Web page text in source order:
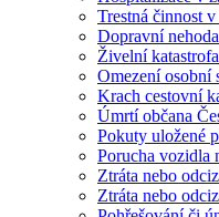
Trestná činnost
Dopravní
Živelní
Omezení osobní
Krach cestovní
Úmrtí občana
Pokuty uložené
Porucha vozidla
Ztráta nebo
Ztráta nebo